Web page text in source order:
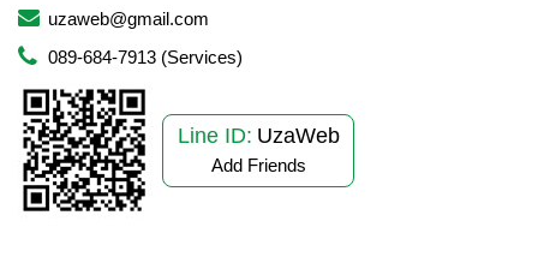
uzaweb@gmail.com
089-684-7913 (Services)
Line ID: UzaWeb
Add Friends